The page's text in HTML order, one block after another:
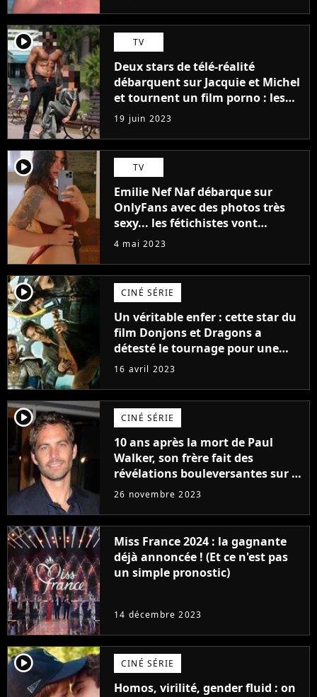
player2 TV
Deux stars de télé-réalité
débarquent sur Jacquie et Michel
et tournent un film porno : les
premières images du tournage
(exclu)
19 juin 2023
player2 TV
Emilie Nef Naf débarque sur
OnlyFans avec des photos très
sexy... les fétichistes vont
prendre leur pied !
4 mai 2023
player2 CINÉ SÉRIE
Un véritable enfer : cette star du
film Donjons et Dragons a
détesté le tournage pour une
raison très spéciale
16 avril 2023
player2 CINÉ SÉRIE
10 ans après la mort de Paul
Walker, son frère fait des
révélations bouleversantes sur la
réaction des acteurs de Fast and
26 novembre 2023
Miss France 2024 : la gagnante
déjà annoncée ! (Et ce n'est pas
un simple pronostic)
14 décembre 2023
player2 CINÉ SÉRIE
Homos, virilité, gender fluid : on